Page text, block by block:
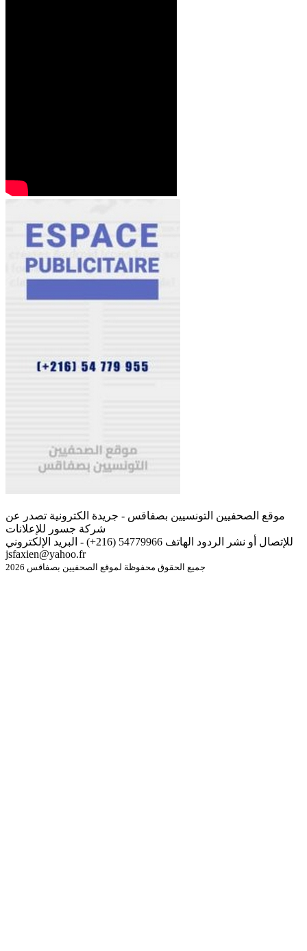
موقع الصحفيين التونسيين بصفاقس - جريدة الكترونية تصدر عن
شركة جسور للإعلانات
للإتصال أو نشر الردود الهاتف 54779966 (216+) - البريد الإلكتروني
jsfaxien@yahoo.fr
جميع الحقوق محفوظة لموقع الصحفيين بصفاقس 2026